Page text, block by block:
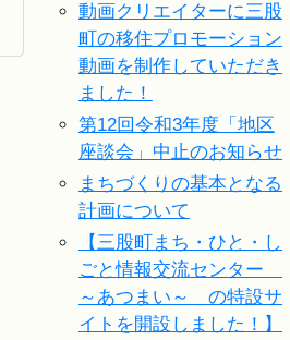
動画クリエイターに三股
町の移住プロモーション
動画を制作していただき
ました！
第12回令和3年度「地区
座談会」中止のお知らせ
まちづくりの基本となる
計画について
【三股町まち・ひと・し
ごと情報交流センター
～あつまい～ の特設サ
イトを開設しました！】